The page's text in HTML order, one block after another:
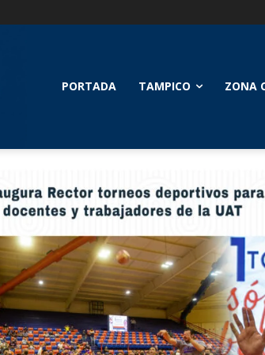
PORTADA TAMPICO ZONA